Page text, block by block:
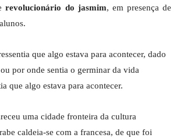
revolucionário do jasmim, em presença de
que algo estava para acontecer, dado
por onde sentia o germinar da vida
que algo estava para acontecer.
uma cidade fronteira da cultura
caldeia-se com a francesa, de que foi